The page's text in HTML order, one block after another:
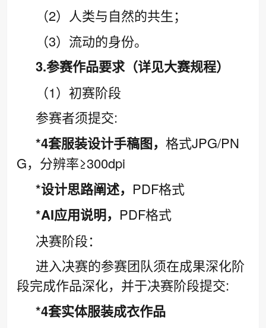
（2）人类与自然的共生；
（3）流动的身份。
3.参赛作品要求（详见大赛规程）
（1）初赛阶段
参赛者须提交:
*4套服装设计手稿图， 格式JPG/PN
G，分辨率≥300dpi
*设计思路阐述， PDF格式
*AI应用说明， PDF格式
决赛阶段：
进入决赛的参赛团队须在成果深化阶
段完成作品深化，并于决赛阶段提交:
*4套实体服装成衣作品